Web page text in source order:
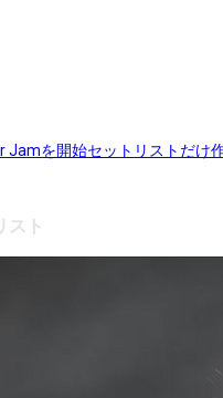
Jamを開始セットリストだけ
スト